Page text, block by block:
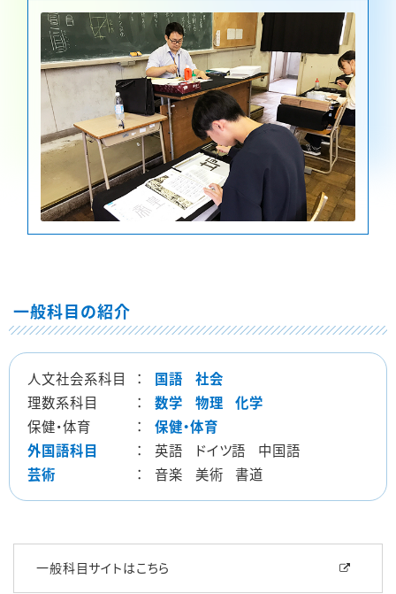
一般科目の紹介
人文社会系科目 ： 国語
社会
理数系科目
： 数学 物理
化学
保健・体育
：
保健・体育
外国語科目
： 英語 ドイツ語
中国語
芸術
： 音楽 美術 書道
一般科目サイトはこちら